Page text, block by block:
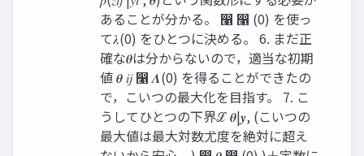
あることが分かる。 ෡ ෡ (0) を使っ
て𝜆(0) をひとつに決める。 6. まだ正
確な𝜽は分からないので，適当な初期
値 𝜽 𝑖𝑗 ෡ 𝜦(0) を得ることができたの
で，こいつの最大化を目指す。 7. こ
うしてひとつの下界ℒ 𝜽|𝒚, (こいつの
最大値は最大対数尤度を絶対に超え